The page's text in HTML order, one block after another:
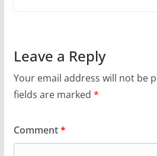
Leave a Reply
Your email address will not be
fields are marked *
Comment*